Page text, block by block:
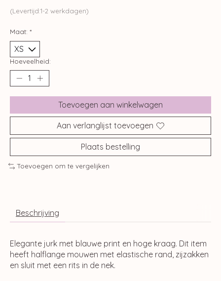
(Levertijd:1-2 werkdagen)
Maat: *
Hoeveelheid:
Toevoegen aan winkelwagen
Aan verlanglijst toevoegen
Plaats bestelling
Toevoegen om te vergelijken
Beschrijving
Elegante jurk met blauwe print en hoge kraag. Dit item
heeft halflange mouwen met elastische rand, zijzakken
en sluit met een rits in de nek.